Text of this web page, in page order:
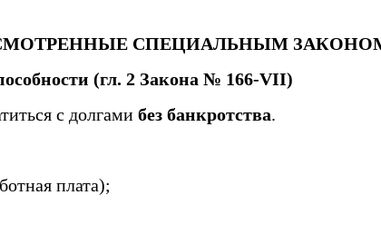
СПЕЦИАЛЬНЫМ
(гл. 2 Закона № 166-VII)
с долгами без банкротства.
плата);